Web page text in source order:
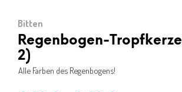
Bitten
Regenbogen-
2)
Alle Farben des Regenbogens!